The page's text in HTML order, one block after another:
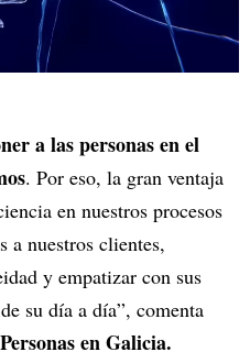
a las personas en el
. Por eso, la gran ventaja
en nuestros procesos
a nuestros clientes,
y empatizar con sus
su día a día”, comenta
en Galicia.